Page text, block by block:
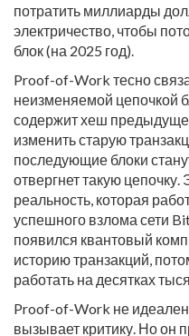
потратить миллиарды
электричество, чтобы
блок (на 2025 год).
Proof-of-Work тесно
неизменяемой цепочкой
содержит хеш
изменить старую
последующие блоки
отвергнет такую
реальность, которая
успешного взлома сети
появился квантовый
историю транзакций,
работать на десятках
Proof-of-Work не
вызывает критику. Но он